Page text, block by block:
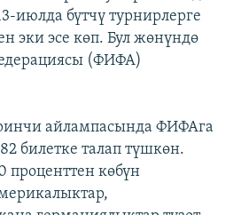
июлда бүтчү турнирлерге
эки эсе көп. Бул жөнүндө
(ФИФА)
айлампасында ФИФАга
билетке талап түшкөн.
проценттен көбүн